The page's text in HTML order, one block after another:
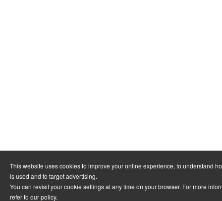
This website uses cookies to improve your online experience, to understand
is used and to target advertising.
You can revisit your cookie settings at any time on your browser. For more
refer to our policy.